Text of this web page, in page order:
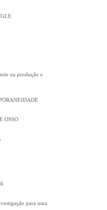
na produção e
OSSO
para uma